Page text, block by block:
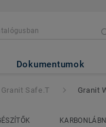
Dokumentumok
Granit Safe.T Granit